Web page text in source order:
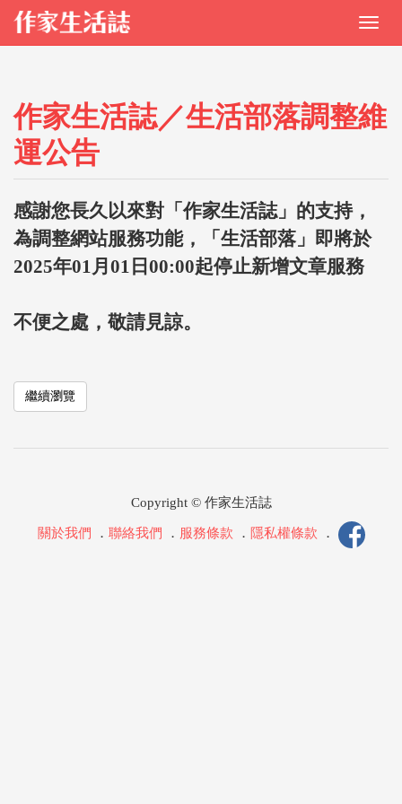
作家生活誌／生活部落調整維
運公告
感謝您長久以來對「作家生活誌」的支持，
為調整網站服務功能，「生活部落」即將於
2025年01月01日00:00起停止新增文章服務
不便之處，敬請見諒。
繼續瀏覽
Copyright © 作家生活誌
關於我們 ． 聯絡我們 ． 服務條款 ． 隱私權條款 ．